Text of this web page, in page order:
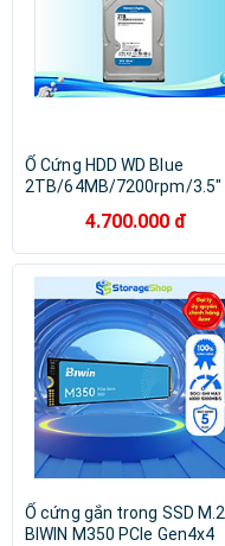
Ổ Cứng HDD WD Blue
2TB/64MB/7200rpm/3.5"
4.700.000 đ
Ổ cứng gắn trong SSD M.2
BIWIN M350 PCIe Gen4x4